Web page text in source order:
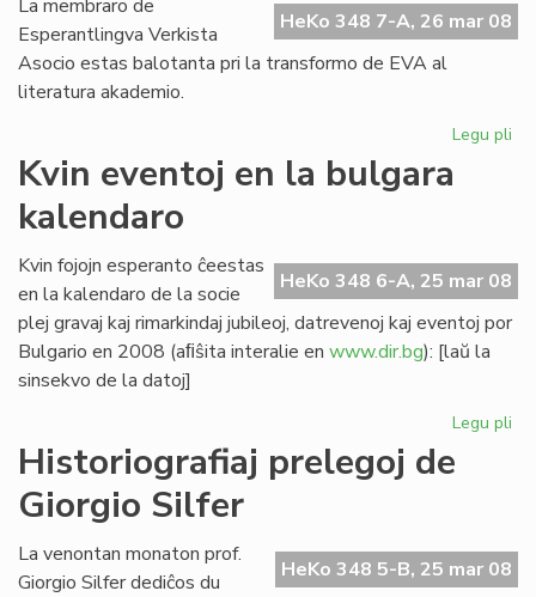
HeKo 348 7-A, 26 mar 08
La membraro de
Esperantlingva Verkista
Asocio estas balotanta pri la transformo de EVA al
literatura akademio.
Legu pli
Kvin eventoj en la bulgara
kalendaro
HeKo 348 6-A, 25 mar 08
Kvin fojojn esperanto ĉeestas
en la kalendaro de la socie
plej gravaj kaj rimarkindaj jubileoj, datrevenoj kaj eventoj por
Bulgario en 2008 (aﬁŝita interalie en www.dir.bg): [laŭ la
sinsekvo de la datoj]
Legu pli
Historiografiaj prelegoj de
Giorgio Silfer
HeKo 348 5-B, 25 mar 08
La venontan monaton prof.
Giorgio Silfer dediĉos du